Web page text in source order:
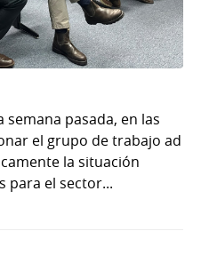
pasada, en las
el grupo de trabajo ad
la situación
para el sector...